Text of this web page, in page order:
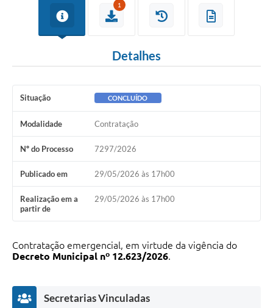
1
Detalhes
Situação CONCLUÍDO
Modalidade Contratação
Nº do Processo 7297/2026
Publicado em 29/05/2026 às 17h00
Realização em a
partir de
29/05/2026 às 17h00
Contratação emergencial, em virtude da vigência do
Decreto Municipal nº 12.623/2026.
Secretarias Vinculadas